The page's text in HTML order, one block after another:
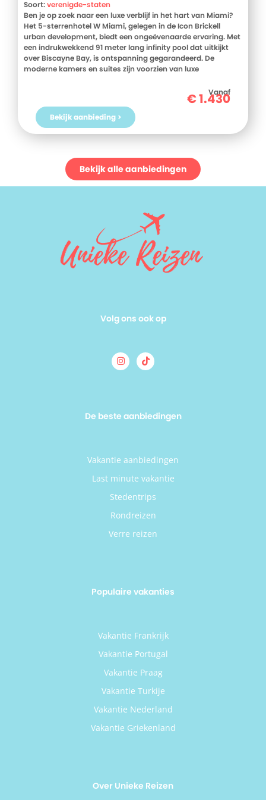
Soort:verenigde-staten
Ben je op zoek naar een luxe verblijf in het hart van Miami?
Het 5-sterrenhotel W Miami, gelegen in de Icon Brickell
urban development, biedt een ongeëvenaarde ervaring. Met
een indrukwekkend 91 meter lang infinity pool dat uitkijkt
over Biscayne Bay, is ontspanning gegarandeerd. De
moderne kamers en suites zijn voorzien van luxe
met filmcollectie. Daarnaast beschikken de kamers over een
magnetron en een minikoelkast voor extra gemak. Culinair
genieten doe je in het restaurant en rooftopbar TULUM, waar
lokale en internationale smaken samenkomen, vergezeld
van adembenemende uitzichten. Met de nabijheid van het
ontspanning als avontuur. Boek nu je verblijf bij D-reizen en
ervaar het zelf!
Vanaf
€1.430
Bekijk aanbieding >
Bekijk alle aanbiedingen
Volg ons ook op
De beste aanbiedingen
Vakantie aanbiedingen
Last minute vakantie
Stedentrips
Rondreizen
Verre reizen
Populaire vakanties
Vakantie Frankrijk
Vakantie Portugal
Vakantie Praag
Vakantie Turkije
Vakantie Nederland
Vakantie Griekenland
Over Unieke Reizen